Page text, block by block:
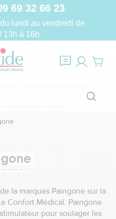
69 32 66 23
lundi au vendredi de
13h à 16h
la marques Paingone sur la
Confort Médical. Paingone
pour soulager les